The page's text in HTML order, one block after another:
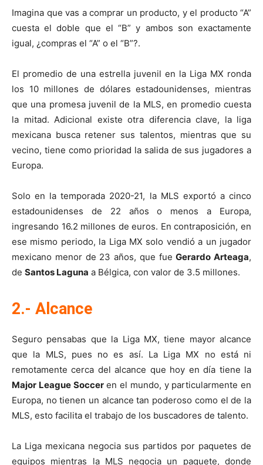
Imagina que vas a comprar un producto, y el producto “A”
cuesta el doble que el “B” y ambos son exactamente
igual, ¿compras el “A” o el “B”?.
El promedio de una estrella juvenil en la Liga MX ronda
los 10 millones de dólares estadounidenses, mientras
que una promesa juvenil de la MLS, en promedio cuesta
la mitad. Adicional existe otra diferencia clave, la liga
mexicana busca retener sus talentos, mientras que su
vecino, tiene como prioridad la salida de sus jugadores a
Europa.
Solo en la temporada 2020-21, la MLS exportó a cinco
estadounidenses de 22 años o menos a Europa,
ingresando 16.2 millones de euros. En contraposición, en
ese mismo periodo, la Liga MX solo vendió a un jugador
mexicano menor de 23 años, que fueGerardo Arteaga,
de Santos Laguna a Bélgica, con valor de 3.5 millones.
2.- Alcance
Seguro pensabas que la Liga MX, tiene mayor alcance
que la MLS, pues no es así. La Liga MX no está ni
remotamente cerca del alcance que hoy en día tiene la
Major League Socceren el mundo, y particularmente en
Europa, no tienen un alcance tan poderoso como el de la
MLS, esto facilita el trabajo de los buscadores de talento.
La Liga mexicana negocia sus partidos por paquetes de
equipos mientras la MLS negocia un paquete, donde